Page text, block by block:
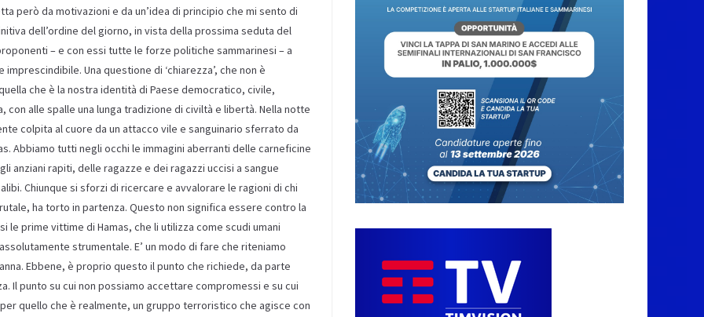
però da motivazioni e da un’idea di principio che mi sento di
dell’ordine del giorno, in vista della prossima seduta del
– e con essi tutte le forze politiche sammarinesi – a
Una questione di ‘chiarezza’, che non è
che è la nostra identità di Paese democratico, civile,
alle spalle una lunga tradizione di civiltà e libertà. Nella notte
colpita al cuore da un attacco vile e sanguinario sferrato da
Abbiamo tutti negli occhi le immagini aberranti delle carneficine
anziani rapiti, delle ragazze e dei ragazzi uccisi a sangue
Chiunque si sforzi di ricercare e avvalorare le ragioni di chi
ha torto in partenza. Questo non significa essere contro la
le prime vittime di Hamas, che li utilizza come scudi umani
strumentale. E’ un modo di fare che riteniamo
Ebbene, è proprio questo il punto che richiede, da parte
Il punto su cui non possiamo accettare compromessi e su cui
quello che è realmente, un gruppo terroristico che agisce con